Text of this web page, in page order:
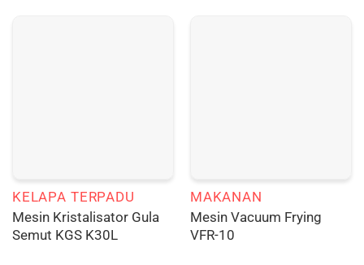
KELAPA TERPADU
Mesin Kristalisator Gula
Semut KGS K30L
MAKANAN
Mesin Vacuum Frying
VFR-10